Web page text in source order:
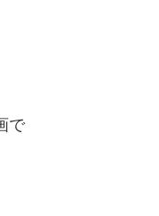
で